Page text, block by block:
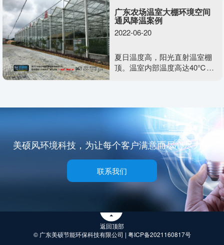
解决温室大棚类的闷热难题
广东农场温室大棚环境空间
通风降温案例
2022-06-20
夏日温度高，阳光直射温室棚
顶。温室内部温度高达40℃，
解决温室大棚类的闷热难题
美硕风环境科技，为让每个客户满意而尽心尽力！
联系我们
返回顶部
© 广东美硕节能环保科技有限公司 | 粤ICP备2021160817号